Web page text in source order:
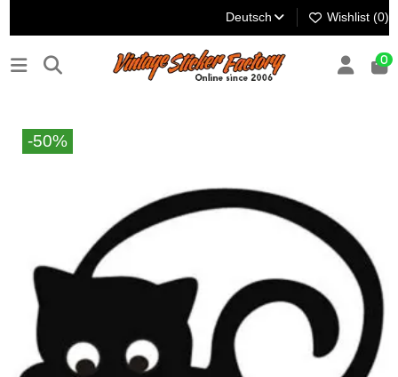
Deutsch Wishlist (0)
0
-50%